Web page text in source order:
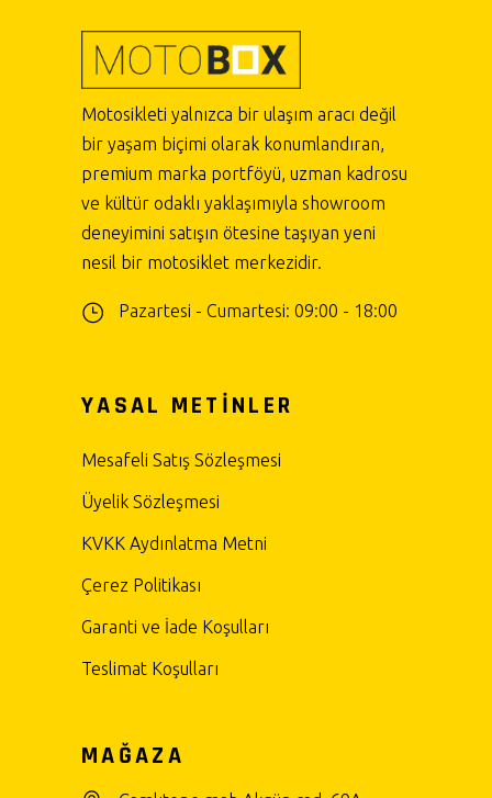
Motosikleti yalnızca bir ulaşım aracı değil
bir yaşam biçimi olarak konumlandıran,
premium marka portföyü, uzman kadrosu
ve kültür odaklı yaklaşımıyla showroom
deneyimini satışın ötesine taşıyan yeni
nesil bir motosiklet merkezidir.
Pazartesi - Cumartesi: 09:00 - 18:00
YASAL METİNLER
Mesafeli Satış Sözleşmesi
Üyelik Sözleşmesi
KVKK Aydınlatma Metni
Çerez Politikası
Garanti ve İade Koşulları
Teslimat Koşulları
MAĞAZA